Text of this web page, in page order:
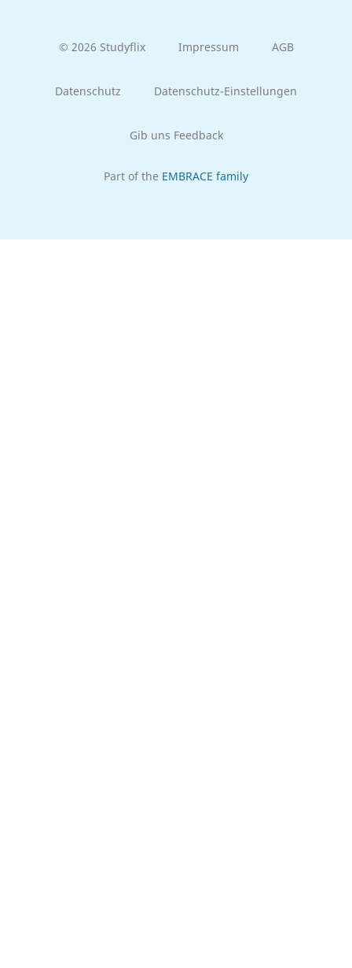
© 2026 Studyflix Impressum AGB
Datenschutz Datenschutz-Einstellungen
Gib uns Feedback
Part of the EMBRACE family